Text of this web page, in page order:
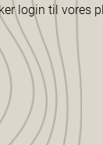
login til vores